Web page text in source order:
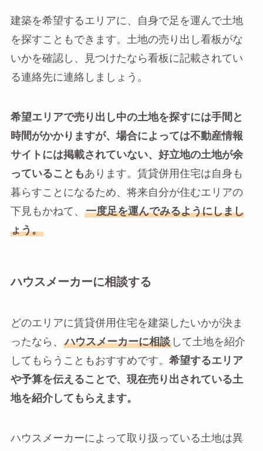
建築を希望するエリアに、自身で足を運んで土地
を探すこともできます。土地の売り出し看板がな
いかを確認し、見つけたなら看板に記載されてい
る連絡先に連絡しましょう。
希望エリアで売り出し中の土地を探すには手間と
時間がかかりますが、場合によっては不動産情報
サイトには掲載されていない、好立地の土地が余
っていることもあります。賃貸併用住宅は自身も
暮らすことになるため、将来自分が住むエリアの
下見もかねて、
一度足を運んでみるようにしまし
ょう。
ハウスメーカーに相談する
どのエリアに賃貸併用住宅を建築したいかが決ま
ったなら、
ハウスメーカーに相談して土地を紹介
してもらうこともおすすめです。 希望するエリア
や予算を伝えることで、現在売り出されている土
地を紹介してもらえます。
ハウスメーカーによって取り扱っている土地は異